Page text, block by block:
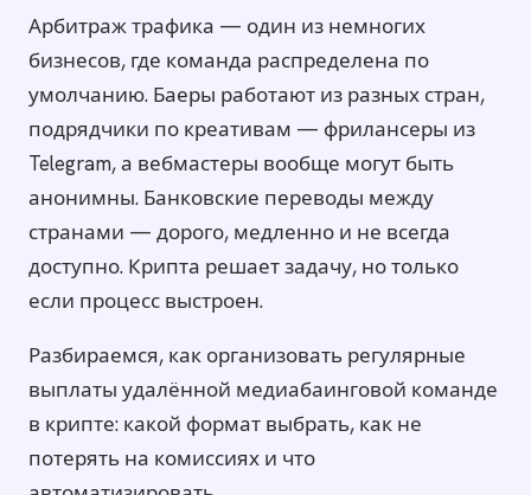
Арбитраж трафика — один из немногих
бизнесов, где команда распределена по
умолчанию. Баеры работают из разных стран,
подрядчики по креативам — фрилансеры из
Telegram, а вебмастеры вообще могут быть
анонимны. Банковские переводы между
странами — дорого, медленно и не всегда
доступно. Крипта решает задачу, но только
если процесс выстроен.
Разбираемся, как организовать регулярные
выплаты удалённой медиабаинговой команде
в крипте: какой формат выбрать, как не
потерять на комиссиях и что